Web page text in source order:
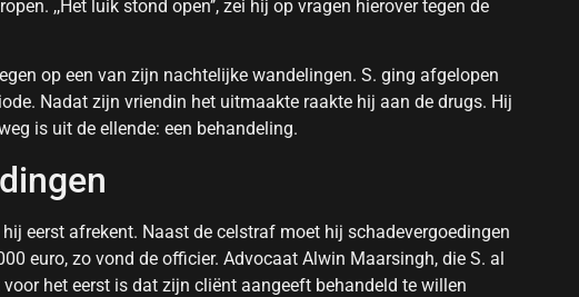
,,Het luik stond open’’, zei hij op vragen hierover tegen de
op een van zijn nachtelijke wandelingen. S. ging afgelopen
Nadat zijn vriendin het uitmaakte raakte hij aan de drugs. Hij
is uit de ellende: een behandeling.
eerst afrekent. Naast de celstraf moet hij schadevergoedingen
euro, zo vond de officier. Advocaat Alwin Maarsingh, die S. al
het eerst is dat zijn cliënt aangeeft behandeld te willen